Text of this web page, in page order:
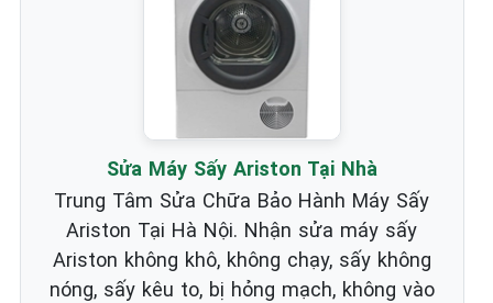
Sửa Máy Sấy Ariston Tại Nhà
Trung Tâm Sửa Chữa Bảo Hành Máy Sấy
Ariston Tại Hà Nội. Nhận sửa máy sấy
Ariston không khô, không chạy, sấy không
nóng, sấy kêu to, bị hỏng mạch, không vào